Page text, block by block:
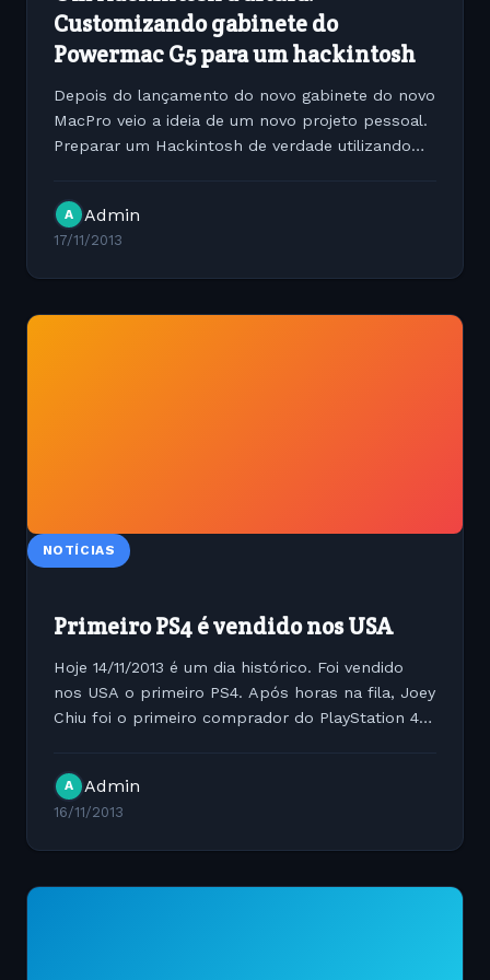
Customizando gabinete do
Powermac G5 para um hackintosh
Depois do lançamento do novo gabinete do novo
MacPro veio a ideia de um novo projeto pessoal.
Preparar um Hackintosh de verdade utilizando
espaço,...
A Admin
17/11/2013
NOTÍCIAS
Primeiro PS4 é vendido nos USA
Hoje 14/11/2013 é um dia histórico. Foi vendido
nos USA o primeiro PS4. Após horas na fila, Joey
Chiu foi o primeiro comprador do PlayStation 4
Computer...
A Admin
16/11/2013